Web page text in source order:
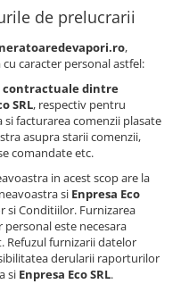
de prelucrarii
,
caracter personal astfel:
contractuale dintre
SRL, respectiv pentru
si facturarea comenzii plasate
asupra starii comenzii,
comandate etc.
in acest scop are la
si Enpresa Eco
si Conditiilor. Furnizarea
este necesara
Refuzul furnizarii datelor
derularii raporturilor
si Enpresa Eco SRL.